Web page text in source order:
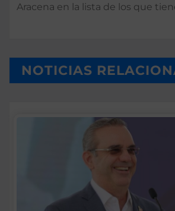
Aracena en la lista de los que
NOTICIAS